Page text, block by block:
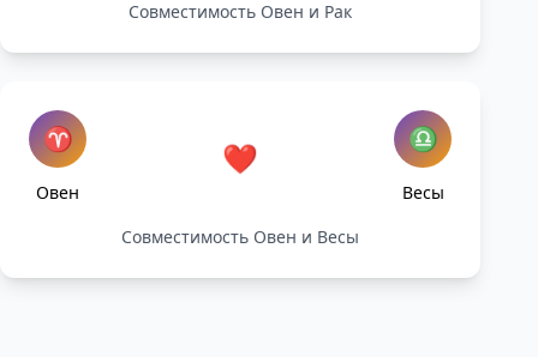
Совместимость Овен и Рак
♈
Овен
❤️ ♎
Весы
Совместимость Овен и Весы